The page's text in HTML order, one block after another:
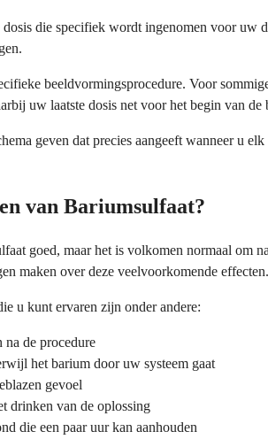
die specifiek wordt ingenomen voor
beeldvormingsprocedure. Voor
uw laatste dosis net voor het begin van
geven dat precies aangeeft wanneer u
van Bariumsulfaat?
goed, maar het is volkomen normaal
maken over deze veelvoorkomende effecten.
u kunt ervaren zijn onder andere:
na de procedure
het barium door uw systeem gaat
gevoel
drinken van de oplossing
die een paar uur kan aanhouden